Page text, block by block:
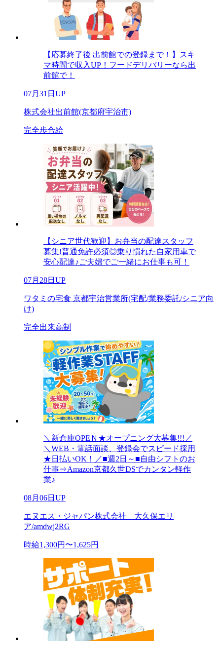
【応募終了後 出前館での登録まで！】スキ
マ時間で収入UP！フードデリバリーなら出
前館で！
07月31日UP
株式会社出前館(京都府宇治市)
完全歩合給
【シニア世代歓迎】お弁当の配達スタッフ
募集!普通免許必須◎乗り慣れた自家用車で
安心配達♪ご夫婦でご一緒にお仕事も可！
07月28日UP
ワタミの宅食 京都宇治営業所(宅配/業務委託/シニア向
け)
完全出来高制
＼新倉庫OPEＮ★オープニング大募集!!!／
＼WEB・電話面談、登録会でスピード採用
★日払いOK！／■週2日～■自由シフトのお
仕事⇒Amazon京都久世DSでカンタン軽作
業♪
08月06日UP
エヌエス・ジャパン株式会社 大久保エリ
ア/amdwj2RG
時給1,300円〜1,625円